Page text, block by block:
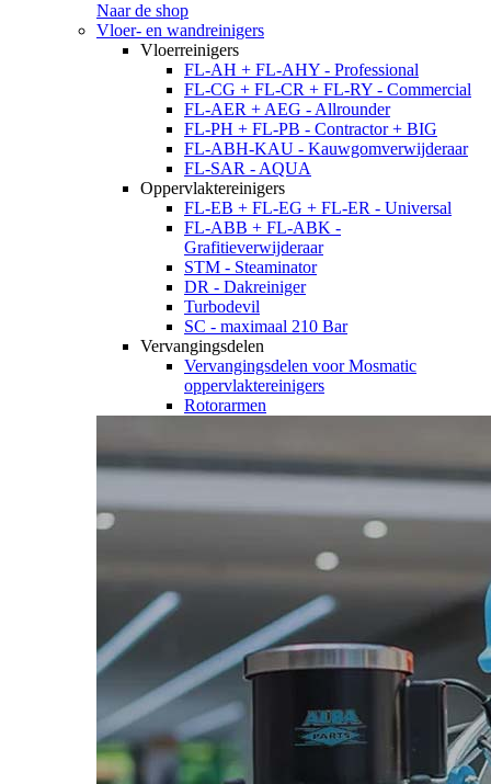
Naar de shop
Vloer- en wandreinigers
Vloerreinigers
FL-AH + FL-AHY - Professional
FL-CG + FL-CR + FL-RY - Commercial
FL-AER + AEG - Allrounder
FL-PH + FL-PB - Contractor + BIG
FL-ABH-KAU - Kauwgomverwijderaar
FL-SAR - AQUA
Oppervlaktereinigers
FL-EB + FL-EG + FL-ER - Universal
FL-ABB + FL-ABK -
Grafitieverwijderaar
STM - Steaminator
DR - Dakreiniger
Turbodevil
SC - maximaal 210 Bar
Vervangingsdelen
Vervangingsdelen voor Mosmatic
oppervlaktereinigers
Rotorarmen